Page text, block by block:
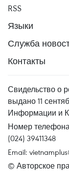
RSS
Языки
Служба
Контакты
Свидельство о
выдано 11
Информации и
Номер телефона:
(024) 39411348
Email:
© Авторское